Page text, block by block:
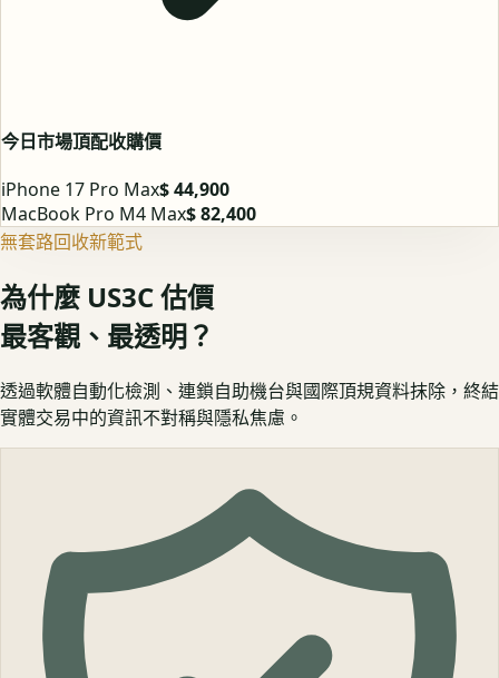
今日市場頂配收購價
iPhone 17 Pro Max$ 44,900
MacBook Pro M4 Max$ 82,400
無套路回收新範式
為什麼 US3C 估價
最客觀、最透明？
透過軟體自動化檢測、連鎖自助機台與國際頂規資料抹除，終結
實體交易中的資訊不對稱與隱私焦慮。